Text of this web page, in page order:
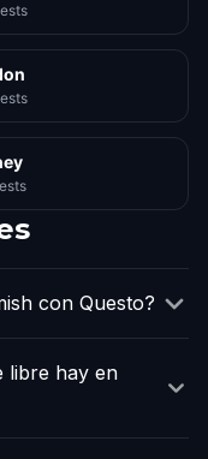
con Questo?
libre hay en